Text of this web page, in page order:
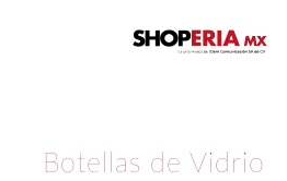
Botellas de Vidrio